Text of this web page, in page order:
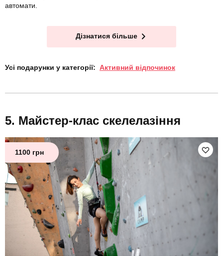
автомати.
Дізнатися більше
Усі подарунки у категорії: Активний відпочинок
Майстер-клас скелелазіння
1100 грн